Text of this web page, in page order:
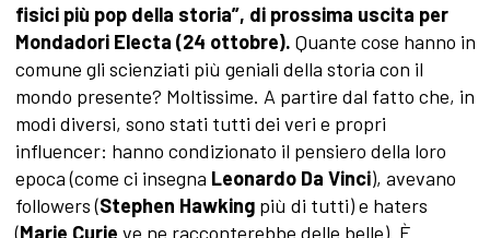
fisici più pop della storia”, di prossima uscita per
Mondadori Electa (24 ottobre). Quante cose hanno in
comune gli scienziati più geniali della storia con il
mondo presente? Moltissime. A partire dal fatto che, in
modi diversi, sono stati tutti dei veri e propri
influencer: hanno condizionato il pensiero della loro
epoca (come ci insegna Leonardo Da Vinci), avevano
followers (Stephen Hawkingpiù di tutti) e haters
(Marie Curie ve ne racconterebbe delle belle). È